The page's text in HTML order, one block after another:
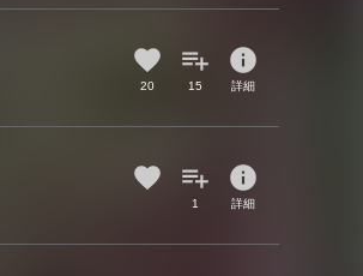
20 15
info
詳細
1
info
詳細